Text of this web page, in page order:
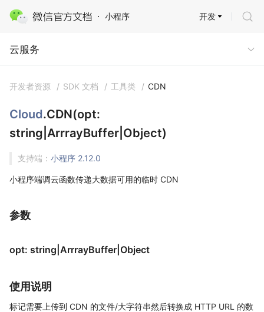
小程序
云服务
开发
云服务
开发者资源 / SDK 文档 / 工具类 / CDN
Cloud.CDN(opt:
string|ArrrayBuffer|Object)
支持端： 小程序 2.12.0
小程序端调云函数传递大数据可用的临时 CDN
参数
opt: string|ArrrayBuffer|Object
使用说明
标记需要上传到 CDN 的文件/大字符串然后转换成 HTTP URL 的数